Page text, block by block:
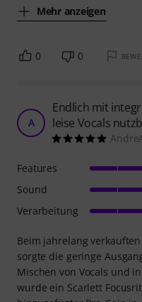
Mehr anzeigen
0 0
A
Endlich mit
leise Vocals
Beim jahrelang
sorgte die geringe
Mischen von Vocals und
wurde ein Scarlett
Features
Sound
Verarbeitung